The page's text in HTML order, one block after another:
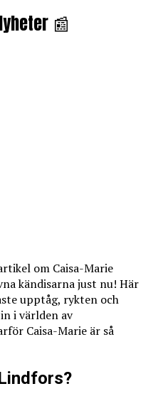
📰
om Caisa-Marie
kändisarna just nu! Här
upptåg, rykten och
i världen av
Caisa-Marie är så